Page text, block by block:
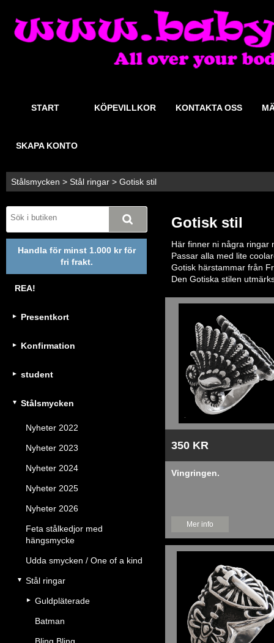
START KÖPEVILLKOR KONTAKTA OSS
SKAPA KONTO
Stålsmycken > Stål ringar > Gotisk stil
Handla för minst 1.000 kr för
fri frakt.
REA!
Presentkort
Konfirmation
student
Stålsmycken
Nyheter 2022
Nyheter 2023
Nyheter 2024
Nyheter 2025
Nyheter 2026
Feta stålkedjor med
hängsmycke
Udda smycken / One of a kind
Stål ringar
Guldpläterade
Batman
Gotisk stil
Här finner ni några ringar
Passar alla med lite
Gotisk härstammar från
Den Gotiska stilen
350 KR
Vingringen.
Mer info